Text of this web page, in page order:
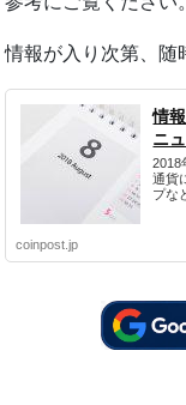
情報が入り次第、随
情
ニ
2018
通貨
プな
coinpost.jp